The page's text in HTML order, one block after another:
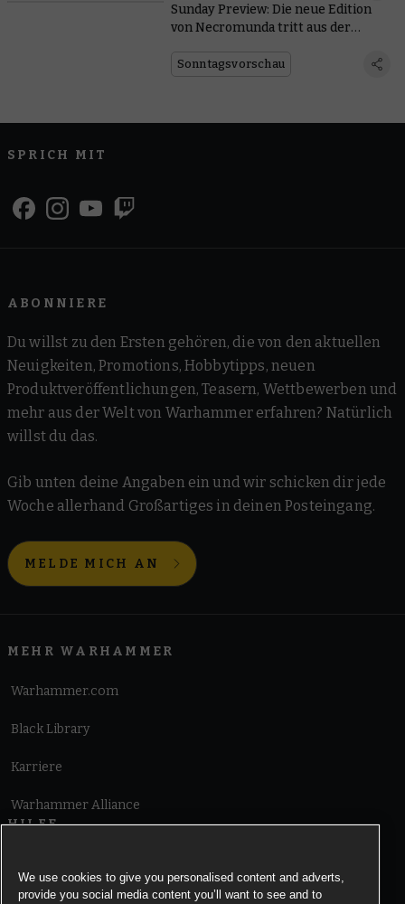
Sunday Preview: Die neue Edition
von Necromunda tritt aus der
Sonntagsvorschau
SPRICH MIT
ABONNIERE
Du willst zu den Ersten gehören, die von den aktuellen
Neuigkeiten, Promotions, Hobbytipps, neuen
Produktveröffentlichungen, Teasern, Wettbewerben und
mehr aus der Welt von Warhammer erfahren? Natürlich
willst du das.
Gib unten deine Angaben ein und wir schicken dir jede
Woche allerhand Großartiges in deinen Posteingang.
MELDE MICH AN
MEHR WARHAMMER
Warhammer.com
Black Library
Karriere
Warhammer Alliance
HILFE
We use cookies to give you personalised content and adverts,
provide you social media content you’ll want to see and to